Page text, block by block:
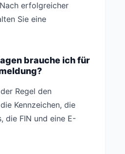
erfolgreicher
Sie eine
brauche ich für
Regel den
Kennzeichen, die
die FIN und eine E-